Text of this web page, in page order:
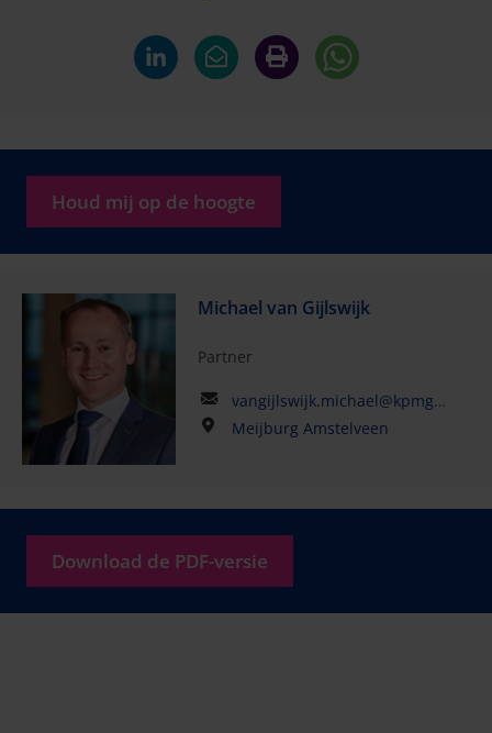
Houd mij op de hoogte
Michael van Gijlswijk
Partner
vangijlswijk.michael@kpmg.com
Meijburg Amstelveen
Download de PDF-versie